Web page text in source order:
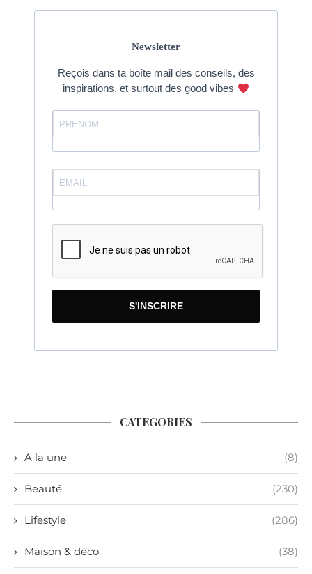
Newsletter
Reçois dans ta boîte mail des conseils, des
inspirations, et surtout des good vibes
S'INSCRIRE
CATEGORIES
A la une (8)
Beauté (230)
Lifestyle (286)
Maison & déco (38)